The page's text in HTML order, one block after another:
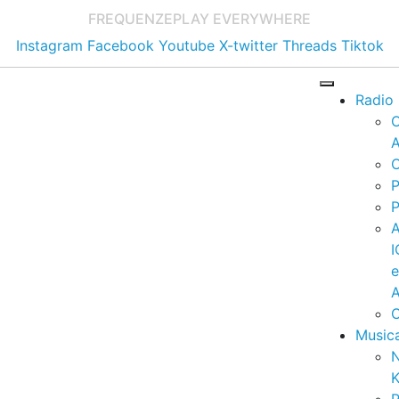
FREQUENZEPLAY EVERYWHERE
Instagram Facebook Youtube X-twitter Threads Tiktok
Radio
e